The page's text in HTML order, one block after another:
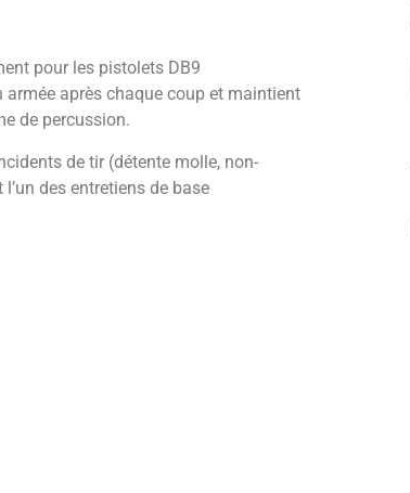
pour les pistolets DB9
après chaque coup et maintient
de percussion.
de tir (détente molle, non-
des entretiens de base